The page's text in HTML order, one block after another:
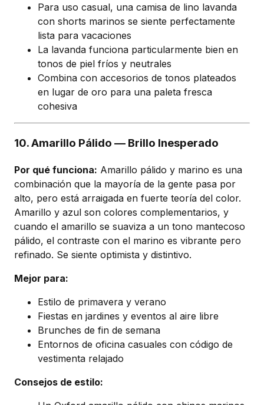
Para uso casual, una camisa de lino lavanda
con shorts marinos se siente perfectamente
lista para vacaciones
La lavanda funciona particularmente bien en
tonos de piel fríos y neutrales
Combina con accesorios de tonos plateados
en lugar de oro para una paleta fresca
cohesiva
10. Amarillo Pálido — Brillo Inesperado
Por qué funciona: Amarillo pálido y marino es una
combinación que la mayoría de la gente pasa por
alto, pero está arraigada en fuerte teoría del color.
Amarillo y azul son colores complementarios, y
cuando el amarillo se suaviza a un tono mantecoso
pálido, el contraste con el marino es vibrante pero
refinado. Se siente optimista y distintivo.
Mejor para:
Estilo de primavera y verano
Fiestas en jardines y eventos al aire libre
Brunches de fin de semana
Entornos de oficina casuales con código de
vestimenta relajado
Consejos de estilo: